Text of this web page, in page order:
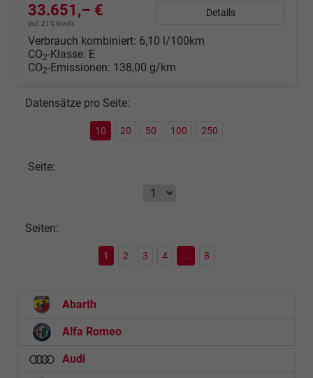
33.651,– €
incl. 21% MwSt.
Details
Verbrauch kombiniert: 6,10 l/100km
CO2-Klasse: E
CO2-Emissionen: 138,00 g/km
Datensätze pro Seite:
10 20 50 100 250
Seite:
Seiten:
1 2 3 4 ... 8
Abarth
Alfa Romeo
Audi